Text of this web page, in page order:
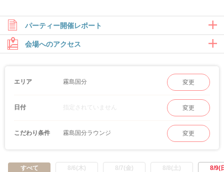
パーティー開催レポート
2026/08/02（日）
会場へのアクセス
エリア 霧島国分 変更
日付 指定されていません 変更
こだわり条件 霧島国分ラウンジ 変更
すべて
8/6(木)
8/7(金)
8/8(土)
8/9(